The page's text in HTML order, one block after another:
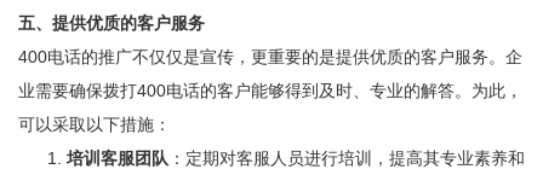
五、提供优质的客户服务
400电话的推广不仅仅是宣传，更重要的是提供优质的客户服务。企
业需要确保拨打400电话的客户能够得到及时、专业的解答。为此，
可以采取以下措施：
培训客服团队 ：定期对客服人员进行培训，提高其专业素养和